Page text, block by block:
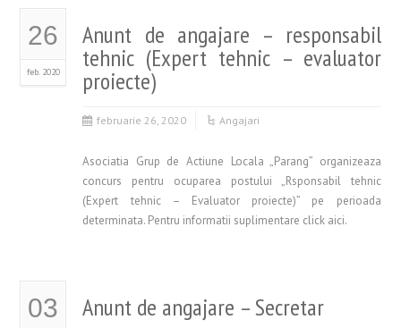
26
feb. 2020
Anunt de angajare – responsabil
tehnic (Expert tehnic – evaluator
proiecte)
februarie 26, 2020 Angajari
Asociatia Grup de Actiune Locala „Parang” organizeaza
concurs pentru ocuparea postului „Rsponsabil tehnic
(Expert tehnic – Evaluator proiecte)” pe perioada
determinata. Pentru informatii suplimentare click aici.
03 Anunt de angajare – Secretar